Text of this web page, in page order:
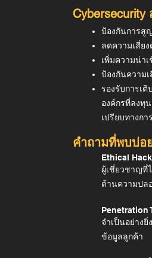
ป้องกันการสู
ลดความเสี่ย
เพิ่มความน่า
ป้องกันความเ
รองรับการเ
องค์กรที่ลงทุ
เปรียบทางก
คำถามที่พบบ่อ
Ethical
ผู้เชี่ยวชาญที่
ด้านความปล
Penetration
จำเป็นอย่าง
ข้อมูลลูกค้า